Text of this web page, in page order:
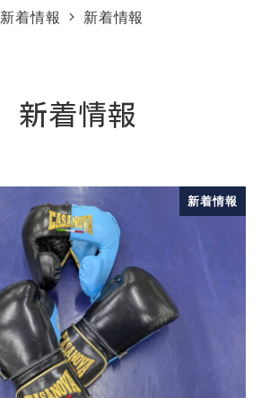
新着情報 新着情報
新着情報
新着情報